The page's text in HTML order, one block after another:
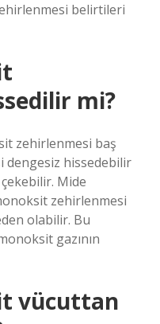
belirtileri
mi?
zehirlenmesi baş
dengesiz hissedebilir
Mide
zehirlenmesi
olabilir. Bu
gazının
vücuttan